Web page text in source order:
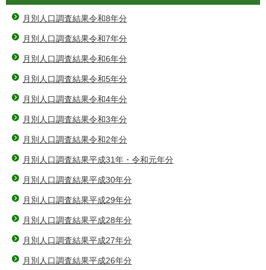
月別人口調査結果令和8年分
月別人口調査結果令和7年分
月別人口調査結果令和6年分
月別人口調査結果令和5年分
月別人口調査結果令和4年分
月別人口調査結果令和3年分
月別人口調査結果令和2年分
月別人口調査結果平成31年・令和元年分
月別人口調査結果平成30年分
月別人口調査結果平成29年分
月別人口調査結果平成28年分
月別人口調査結果平成27年分
月別人口調査結果平成26年分